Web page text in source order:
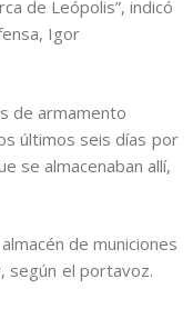
de Leópolis”, indicó
Igor
de armamento
últimos seis días por
se almacenaban allí,
de municiones
según el portavoz.